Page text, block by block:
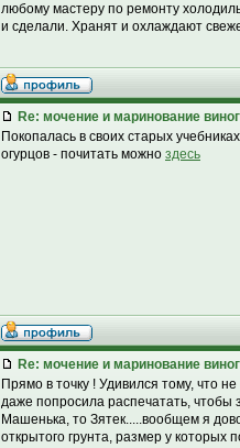
любому мастеру по ремонту
и сделали. Хранят и охлаждают
Re: мочение и маринование
Покопалась в своих старых
огурцов - почитать можно здесь
Re: мочение и маринование
Прямо в точку ! Удивился тому, что
даже попросила распечатать, чтобы
Машенька, то Зятек.....вообщем я
открытого грунта, размер у